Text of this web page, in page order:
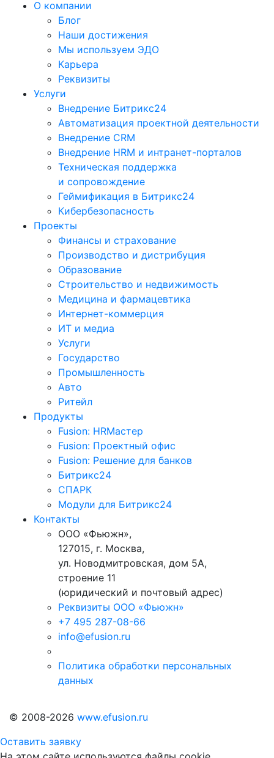
О компании
Блог
Наши достижения
Мы используем ЭДО
Карьера
Реквизиты
Услуги
Внедрение Битрикс24
Автоматизация проектной деятельности
Внедрение CRM
Внедрение HRM и интранет-порталов
Техническая поддержка
и сопровождение
Геймификация в Битрикс24
Кибербезопасность
Проекты
Финансы и страхование
Производство и дистрибуция
Образование
Строительство и недвижимость
Медицина и фармацевтика
Интернет-коммерция
ИТ и медиа
Услуги
Государство
Промышленность
Авто
Ритейл
Продукты
Fusion: HRМастер
Fusion: Проектный офис
Fusion: Решение для банков
Битрикс24
СПАРК
Модули для Битрикс24
Контакты
ООО «Фьюжн»,
127015, г. Москва,
ул. Новодмитровская, дом 5А,
строение 11
(юридический и почтовый адрес)
Реквизиты ООО «Фьюжн»
+7 495 287-08-66
info@efusion.ru
Политика обработки персональных
данных
© 2008-2026 www.efusion.ru
Оставить заявку